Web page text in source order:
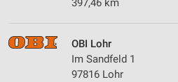
397,46 km
OBI Lohr
Im Sandfeld 1
97816 Lohr